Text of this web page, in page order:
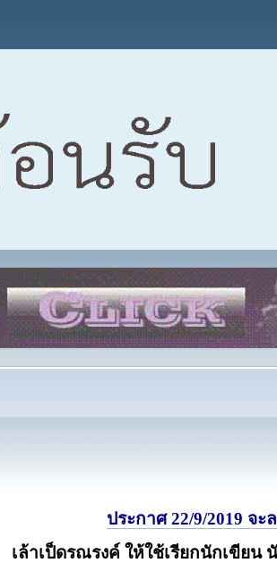
ประกาศ 22/9/2019 จ
เล้าเป็ดรณรงค์ ให้ใช้เรียกนักเขียน